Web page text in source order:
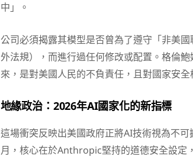
中」。
公司必須揭露其模型是否曾為了遵守「非美
外法規），而進行過任何修改或配置。格倫
來，是對美國人民的不負責任，且對國家安全
地緣政治：2026年AI國家化的新指標
這場衝突反映出美國政府正將AI技術視為不
月，核心在於Anthropic堅持的道德安全設定